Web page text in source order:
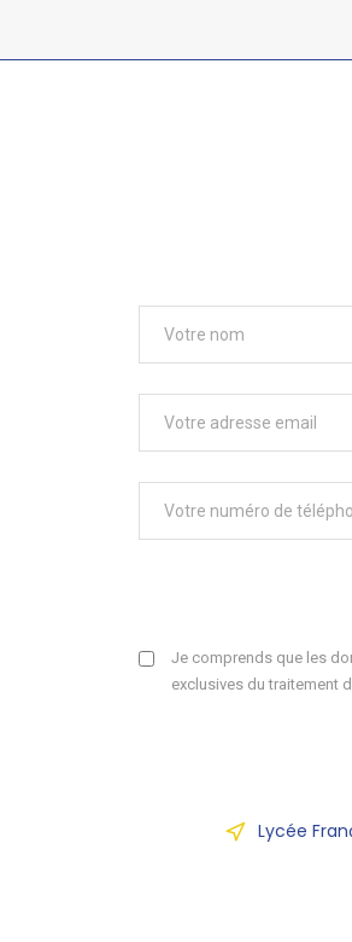
Je comprends que les
exclusives du traitement
Lycée